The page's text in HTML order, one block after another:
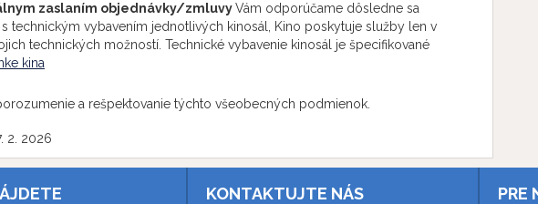
zaslaním objednávky/zmluvyVám odporúčame dôsledne sa
technickým vybavením jednotlivých kinosál, Kino poskytuje služby len v
technických možností. Technické vybavenie kinosál je špecifikované
kina
a rešpektovanie týchto všeobecných podmienok.
2. 2026
KONTAKTUJTE NÁS PRE